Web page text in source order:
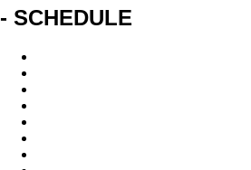
- SCHEDULE